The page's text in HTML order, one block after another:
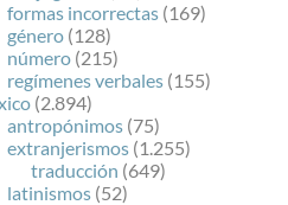
formas incorrectas (169)
género (128)
número (215)
regímenes verbales (155)
(2.894)
antropónimos (75)
extranjerismos (1.255)
traducción (649)
latinismos (52)